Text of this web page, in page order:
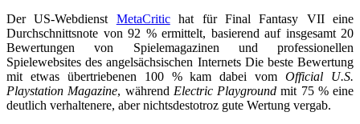
Der US-Webdienst MetaCritichat für Final Fantasy VII eine
Durchschnittsnote von 92 % ermittelt, basierend auf insgesamt 20
Bewertungen von Spielemagazinen und professionellen
Spielewebsites des angelsächsischen Internets Die beste Bewertung
mit etwas übertriebenen 100 % kam dabei vomOfficial U.S.
Playstation Magazine, während Electric Playground mit 75 % eine
deutlich verhaltenere, aber nichtsdestotroz gute Wertung vergab.